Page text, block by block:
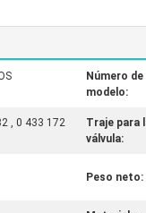
Número de
modelo:
, 0 433 172
Traje para
válvula:
Peso neto: